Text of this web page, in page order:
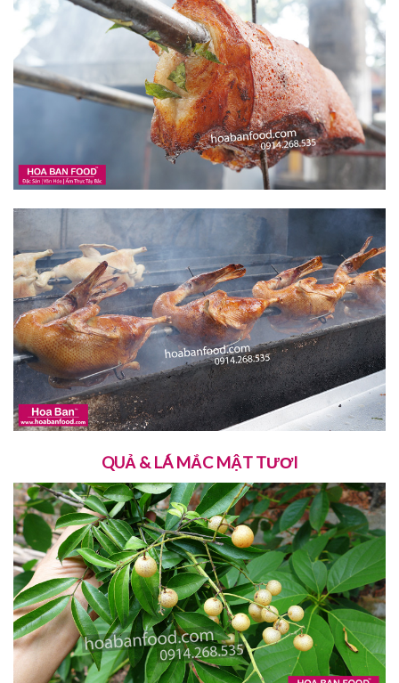
QUẢ & LÁ MẮC MẬT TƯƠI